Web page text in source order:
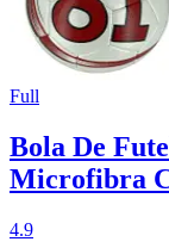
Full
Bola De
Microfibra
4.9